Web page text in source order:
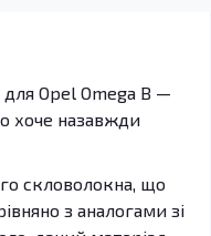
Opel Omega B —
хоче назавжди
скловолокна, що
з аналогами зі